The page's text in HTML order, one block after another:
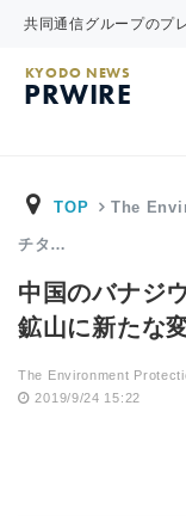
共同通信グループのプ
KYODO NEWS
PRWIRE
TOP The
チタ…
中国のバナジ
鉱山に新たな
The Environment
2019/9/24 15:22